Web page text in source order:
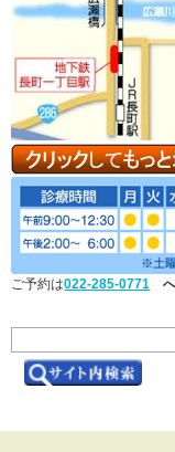
ご予約は022-285-0771